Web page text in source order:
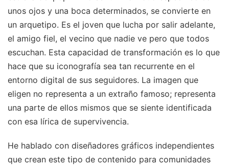
unos ojos y una boca determinados, se convierte en
un arquetipo. Es el joven que lucha por salir adelante,
el amigo fiel, el vecino que nadie ve pero que todos
escuchan. Esta capacidad de transformación es lo que
hace que su iconografía sea tan recurrente en el
entorno digital de sus seguidores. La imagen que
eligen no representa a un extraño famoso; representa
una parte de ellos mismos que se siente identificada
con esa lírica de supervivencia.
He hablado con diseñadores gráficos independientes
que crean este tipo de contenido para comunidades